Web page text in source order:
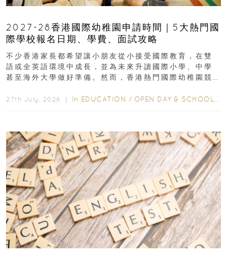
2027-28香港國際幼稚園申請時間｜5大熱門國
際學校報名日期、學費、面試攻略
不少香港家長都希望讓小朋友從小接受國際教育，在雙
語或全英語環境中成長，並為未來升讀國際小學、中學
甚至海外大學做好準備。然而，香港熱門國際幼稚園競
27th July, 2026 ｜ In EDUCATION / OPEN DAY & SCHOOL EVENTS